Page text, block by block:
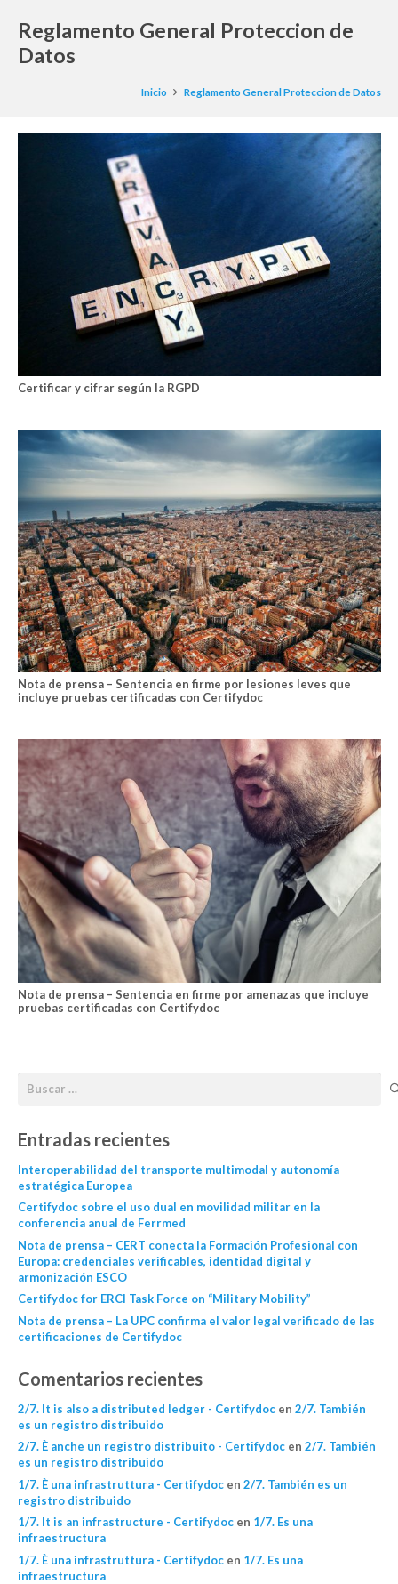
Reglamento General Proteccion de
Datos
Inicio Reglamento General Proteccion de Datos
Certificar y cifrar según la RGPD
Nota de prensa – Sentencia en firme por lesiones leves que
incluye pruebas certificadas con Certifydoc
Nota de prensa – Sentencia en firme por amenazas que incluye
pruebas certificadas con Certifydoc
Entradas recientes
Interoperabilidad del transporte multimodal y autonomía
estratégica Europea
Certifydoc sobre el uso dual en movilidad militar en la
conferencia anual de Ferrmed
Nota de prensa – CERT conecta la Formación Profesional con
Europa: credenciales verificables, identidad digital y
armonización ESCO
Certifydoc for ERCI Task Force on “Military Mobility”
Nota de prensa – La UPC confirma el valor legal verificado de las
certificaciones de Certifydoc
Comentarios recientes
2/7. It is also a distributed ledger - Certifydocen 2/7. También
es un registro distribuido
2/7. È anche un registro distribuito - Certifydocen 2/7. También
es un registro distribuido
1/7. È una infrastruttura - Certifydocen 2/7. También es un
registro distribuido
1/7. It is an infrastructure - Certifydocen 1/7. Es una
infraestructura
1/7. È una infrastruttura - Certifydocen 1/7. Es una
infraestructura